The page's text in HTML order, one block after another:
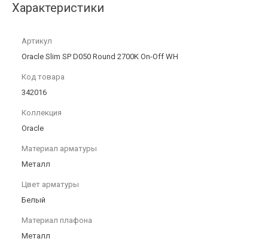
Характеристики
Артикул
Oracle Slim SP D050 Round 2700K On-Off WH
Код товара
342016
Коллекция
Oracle
Материал арматуры
Металл
Цвет арматуры
Белый
Материал плафона
Металл